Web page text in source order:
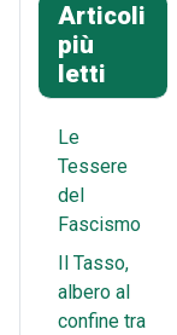
Articoli
più
letti
Le
Tessere
del
Fascismo
Il Tasso,
albero al
confine tra